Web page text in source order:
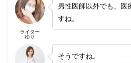
ライター
ゆり
男性医師以外でも、医
すね。
そうですね。